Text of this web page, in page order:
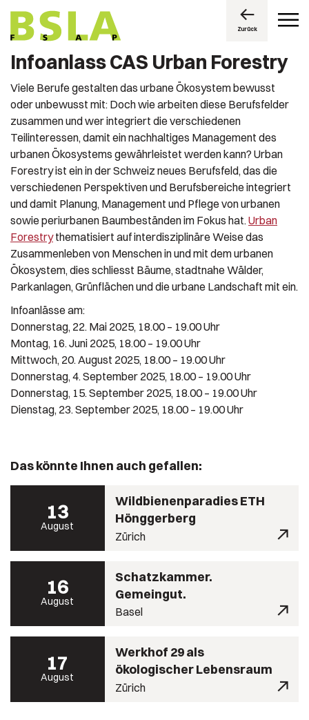
Zurück
Infoanlass CAS Urban Forestry
Viele Berufe gestalten das urbane Ökosystem bewusst
oder unbewusst mit: Doch wie arbeiten diese Berufsfelder
zusammen und wer integriert die verschiedenen
Teilinteressen, damit ein nachhaltiges Management des
urbanen Ökosystems gewährleistet werden kann? Urban
Forestry ist ein in der Schweiz neues Berufsfeld, das die
verschiedenen Perspektiven und Berufsbereiche integriert
und damit Planung, Management und Pflege von urbanen
sowie periurbanen Baumbeständen im Fokus hat.Urban
Forestrythematisiert auf interdisziplinäre Weise das
Zusammenleben von Menschen in und mit dem urbanen
Ökosystem, dies schliesst Bäume, stadtnahe Wälder,
Parkanlagen, Grünflächen und die urbane Landschaft mit ein.
Infoanlässe am:
Donnerstag, 22. Mai 2025, 18.00 – 19.00 Uhr
Montag, 16. Juni 2025, 18.00 – 19.00 Uhr
Mittwoch, 20. August 2025, 18.00 – 19.00 Uhr
Donnerstag, 4. September 2025, 18.00 – 19.00 Uhr
Donnerstag, 15. September 2025, 18.00 – 19.00 Uhr
Dienstag, 23. September 2025, 18.00 – 19.00 Uhr
Das könnte Ihnen auch gefallen:
13
August
Wildbienenparadies ETH
Hönggerberg
Zürich
16
August
Schatzkammer.
Gemeingut.
Basel
17
August
Werkhof 29 als
ökologischer Lebensraum
Zürich